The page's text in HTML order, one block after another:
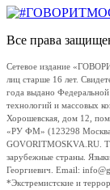
Все права
Сетевое издание
лиц старше 16 лет.
года выдано
технологий и массовых
Хорошевская, дом 12,
«РУ ФМ» (123298
GOVORITMOSKVA.RU.
зарубежные страны.
Георгиевич. Email:
*Экстремистские и